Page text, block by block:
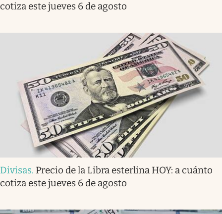
cotiza este jueves 6 de agosto
Divisas. Precio de la Libra esterlina HOY: a cuánto
cotiza este jueves 6 de agosto